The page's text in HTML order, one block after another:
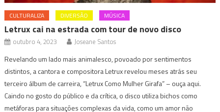
CULTURALIZA DIVERSÃO MÚSICA
Letrux cai na estrada com tour de novo disco
outubro 4, 2023 Joseane Santos
Revelando um lado mais animalesco, povoado por sentimentos
distintos, a cantora e compositora Letrux revelou meses atrás seu
terceiro álbum de carreira, “Letrux Como Mulher Girafa” – ouça aqui.
Caindo no gosto do público e da crítica, o disco utiliza bichos como
metáforas para situações complexas da vida, como um amor não